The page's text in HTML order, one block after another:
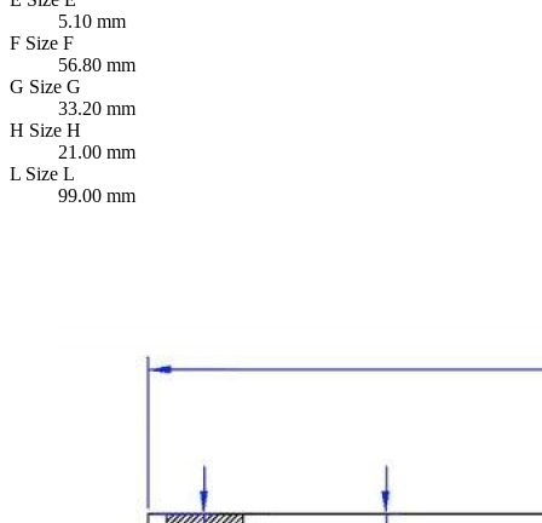
5.10 mm
F Size F
56.80 mm
G Size G
33.20 mm
H Size H
21.00 mm
L Size L
99.00 mm